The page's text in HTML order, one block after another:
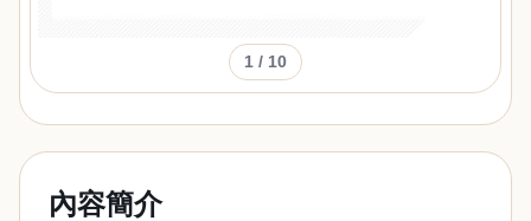
1 / 10
內容簡介